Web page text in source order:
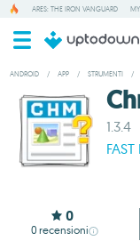
ARES: THE IRON VANGUARD
ANDROID / APP / STRUMENTI /
1.3.4
FAST
0
0 recensioni